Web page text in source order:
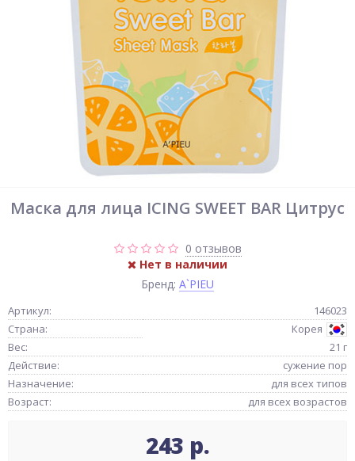
Маска для лица ICING SWEET BAR Цитрус
0 отзывов
Нет в наличии
Бренд: A`PIEU
Артикул:
146023
Страна:
Корея
Вес:
21 г
Действие:
сужение пор
Назначение:
для всех типов
Возраст:
для всех возрастов
243 р.